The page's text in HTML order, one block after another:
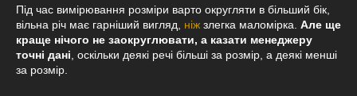
Під час вимірювання розміри варто округляти в більший бік,
вільна річ має гарніший вигляд, ніж злегка маломірка. Але ще
краще нічого не заокруглювати, а казати менеджеру
точні дані, оскільки деякі речі більші за розмір, а деякі менші
за розмір.